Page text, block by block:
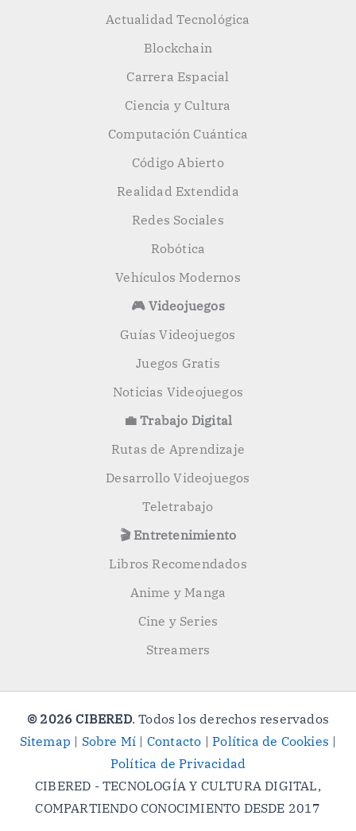
Actualidad Tecnológica
Blockchain
Carrera Espacial
Ciencia y Cultura
Computación Cuántica
Código Abierto
Realidad Extendida
Redes Sociales
Robótica
Vehículos Modernos
🎮 Videojuegos
Guías Videojuegos
Juegos Gratis
Noticias Videojuegos
💼 Trabajo Digital
Rutas de Aprendizaje
Desarrollo Videojuegos
Teletrabajo
🎬 Entretenimiento
Libros Recomendados
Anime y Manga
Cine y Series
Streamers
© 2026 CIBERED. Todos los derechos reservados
Sitemap | Sobre Mí | Contacto |Política de Cookies |
Política de Privacidad
CIBERED - TECNOLOGÍA Y CULTURA DIGITAL,
COMPARTIENDO CONOCIMIENTO DESDE 2017